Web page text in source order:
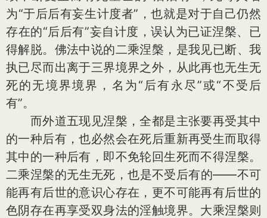
为“于后后有妄生计度者”，也就是对于自己仍然
存在的“后后有”妄自计度，误认为已证涅槃、已
得解脱。佛法中说的二乘涅槃，是我见已断、我
执已尽而出离于三界境界之外，从此再也无生无
死的无境界境界，名为“后有永尽”或“不受后
有”。
而外道五现见涅槃，全都是主张要再受其中
的一种后有，也必然会在死后重新再受生而取得
其中的一种后有，即不免轮回生死而不得涅槃。
二乘涅槃的无生无死，也是不受后有的——不可
能再有后世的意识心存在，更不可能再有后世的
色阴存在再享受双身法的淫触境界。大乘涅槃则